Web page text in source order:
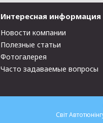
Интересная информация
Новости компании
Полезные статьи
Фотогалерея
Часто задаваемые вопросы